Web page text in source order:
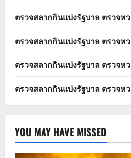
ตรวจสลากกินแบ่งรัฐบาล ตรวจหว
ตรวจสลากกินแบ่งรัฐบาล ตรวจห
ตรวจสลากกินแบ่งรัฐบาล ตรวจห
ตรวจสลากกินแบ่งรัฐบาล ตรวจห
YOU MAY HAVE MISSED